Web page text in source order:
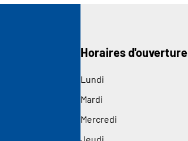
Horaires d'ouverture
Lundi
Mardi
Mercredi